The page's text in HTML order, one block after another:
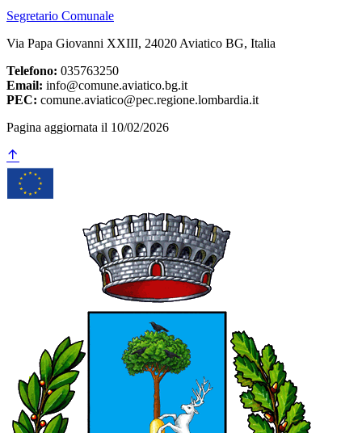
Segretario Comunale
Via Papa Giovanni XXIII, 24020 Aviatico BG, Italia
Telefono: 035763250
Email: info@comune.aviatico.bg.it
PEC: comune.aviatico@pec.regione.lombardia.it
Pagina aggiornata il 10/02/2026